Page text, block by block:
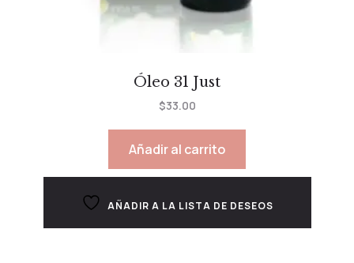
Óleo 31 Just
$33.00
Añadir al carrito
AÑADIR A LA LISTA DE DESEOS